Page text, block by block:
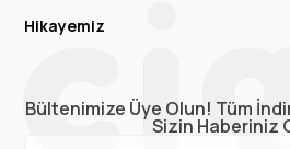
Hikayemiz
Bültenimize Üye Olun! Tüm
Sizin Haberiniz